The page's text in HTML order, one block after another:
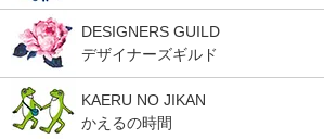
DESIGNERS GUILD
デザイナーズギルド
KAERU NO JIKAN
かえるの時間